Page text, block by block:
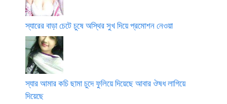
স্যারের বাড়া চেটে চুষে অস্থির সুখ দিয়ে প্রমোশন নেওয়া
স্যার আমার কচি ছামা চুদে ফুলিয়ে দিয়েছে আবার ঔষধ লাগিয়ে
দিয়েছে